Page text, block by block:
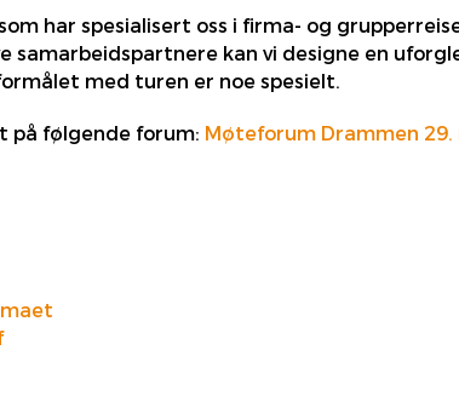
har spesialisert oss i firma- og
samarbeidspartnere kan vi designe en
med turen er noe spesielt.
på følgende forum: Møteforum Drammen 29.